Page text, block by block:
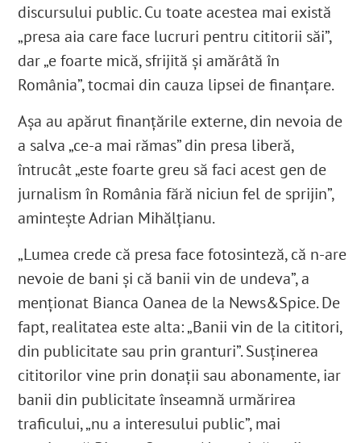
discursului public. Cu toate acestea mai există
„presa aia care face lucruri pentru cititorii săi”,
dar „e foarte mică, sfrijită și amărâtă în
România”, tocmai din cauza lipsei de finanțare.
Așa au apărut finanțările externe, din nevoia de
a salva „ce-a mai rămas” din presa liberă,
întrucât „este foarte greu să faci acest gen de
jurnalism în România fără niciun fel de sprijin”,
amintește Adrian Mihălțianu.
„Lumea crede că presa face fotosinteză, că n-are
nevoie de bani și că banii vin de undeva”, a
menționat Bianca Oanea de la News&Spice. De
fapt, realitatea este alta: „Banii vin de la cititori,
din publicitate sau prin granturi”. Susținerea
cititorilor vine prin donații sau abonamente, iar
banii din publicitate înseamnă urmărirea
traficului, „nu a interesului public”, mai